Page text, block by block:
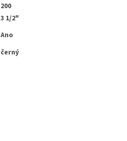
200
3 1/2"
Ano
černý